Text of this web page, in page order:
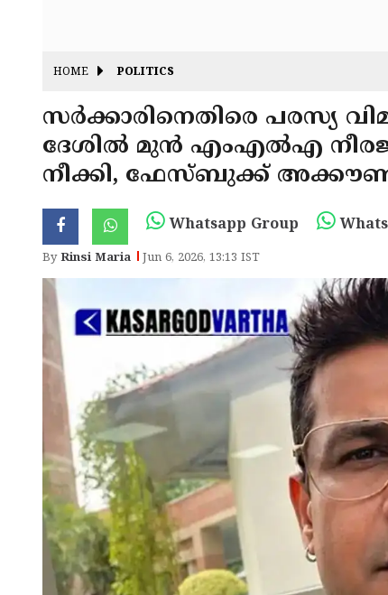
HOME POLITICS
സർക്കാരിനെതിരെ പരസ്യ
ദേശിൽ മുൻ എംഎൽഎ നീരജ്
നീക്കി, ഫേസ്ബുക്ക്
Whatsapp Group
ByRinsi Maria Jun 6, 2026, 13:13 IST